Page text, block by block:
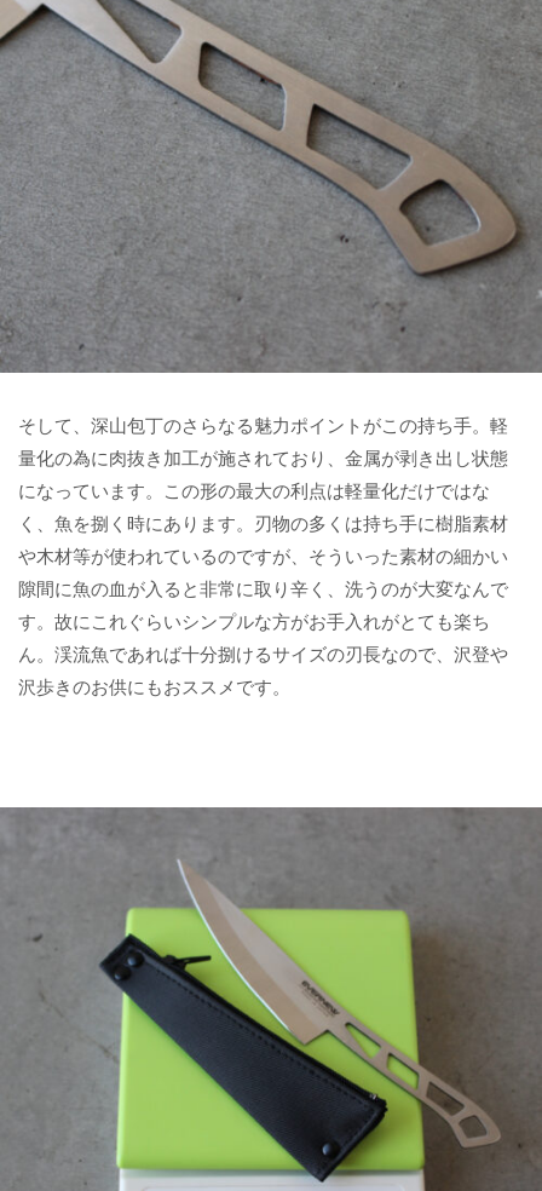
そして、深山包丁のさらなる魅力ポイントがこの持ち手。軽
量化の為に肉抜き加工が施されており、金属が剥き出し状態
になっています。この形の最大の利点は軽量化だけではな
く、魚を捌く時にあります。刃物の多くは持ち手に樹脂素材
や木材等が使われているのですが、そういった素材の細かい
隙間に魚の血が入ると非常に取り辛く、洗うのが大変なんで
す。故にこれぐらいシンプルな方がお手入れがとても楽ち
ん。渓流魚であれば十分捌けるサイズの刃長なので、沢登や
沢歩きのお供にもおススメです。